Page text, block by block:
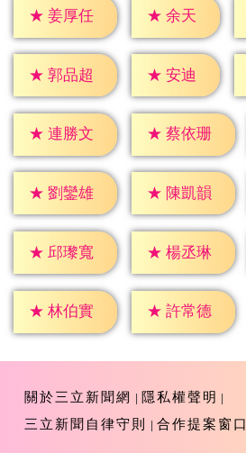
★ 姜厚任 ★ 余天
★ 郭品超 ★ 安迪
★ 連勝文 ★ 蔡依珊
★ 劉鑾雄 ★ 陳凱韻
★ 邱瓈寬 ★ 楊丞琳
★ 林伯實 ★ 許常德
關於三立新聞網
隱私權聲明
三立新聞自律守則
合作提案窗口